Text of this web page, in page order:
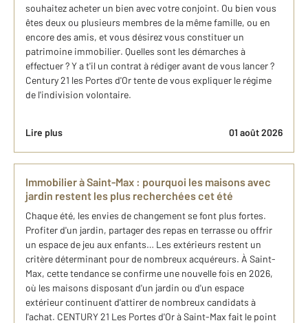
souhaitez acheter un bien avec votre conjoint. Ou bien vous
êtes deux ou plusieurs membres de la même famille, ou en
encore des amis, et vous désirez vous constituer un
patrimoine immobilier. Quelles sont les démarches à
effectuer ? Y a t'il un contrat à rédiger avant de vous lancer ?
Century 21 les Portes d'Or tente de vous expliquer le régime
de l'indivision volontaire.
Lire plus 01 août 2026
Immobilier à Saint-Max : pourquoi les maisons avec
jardin restent les plus recherchées cet été
Chaque été, les envies de changement se font plus fortes.
Profiter d'un jardin, partager des repas en terrasse ou offrir
un espace de jeu aux enfants… Les extérieurs restent un
critère déterminant pour de nombreux acquéreurs. À Saint-
Max, cette tendance se confirme une nouvelle fois en 2026,
où les maisons disposant d'un jardin ou d'un espace
extérieur continuent d'attirer de nombreux candidats à
l'achat. CENTURY 21 Les Portes d'Or à Saint-Max fait le point